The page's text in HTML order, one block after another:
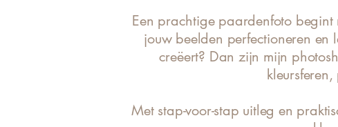
Een prachtige paardenfoto
jouw beelden perfectioneren en
creëert? Dan zijn mijn
kleursferen,
Met stap-voor-stap uitleg en